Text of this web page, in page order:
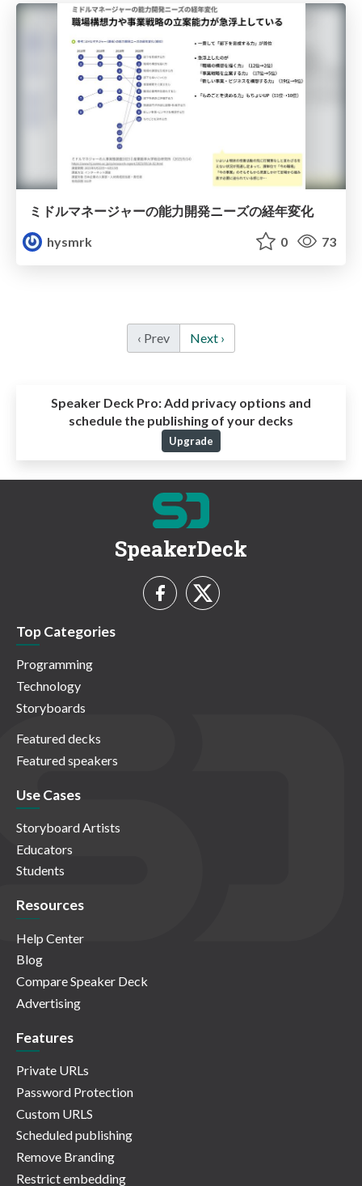
ミドルマネージャーの能力開発ニーズの経年変化
hysmrk
0 73
‹ Prev Next ›
Speaker Deck Pro:Add privacy options and
schedule the publishing of your decks
Upgrade
SpeakerDeck
Top Categories
Programming
Technology
Storyboards
Featured decks
Featured speakers
Use Cases
Storyboard Artists
Educators
Students
Resources
Help Center
Blog
Compare Speaker Deck
Advertising
Features
Private URLs
Password Protection
Custom URLS
Scheduled publishing
Remove Branding
Restrict embedding